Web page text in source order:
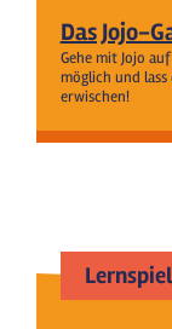
Das Jojo-
Gehe mit Jojo
möglich und
erwischen!